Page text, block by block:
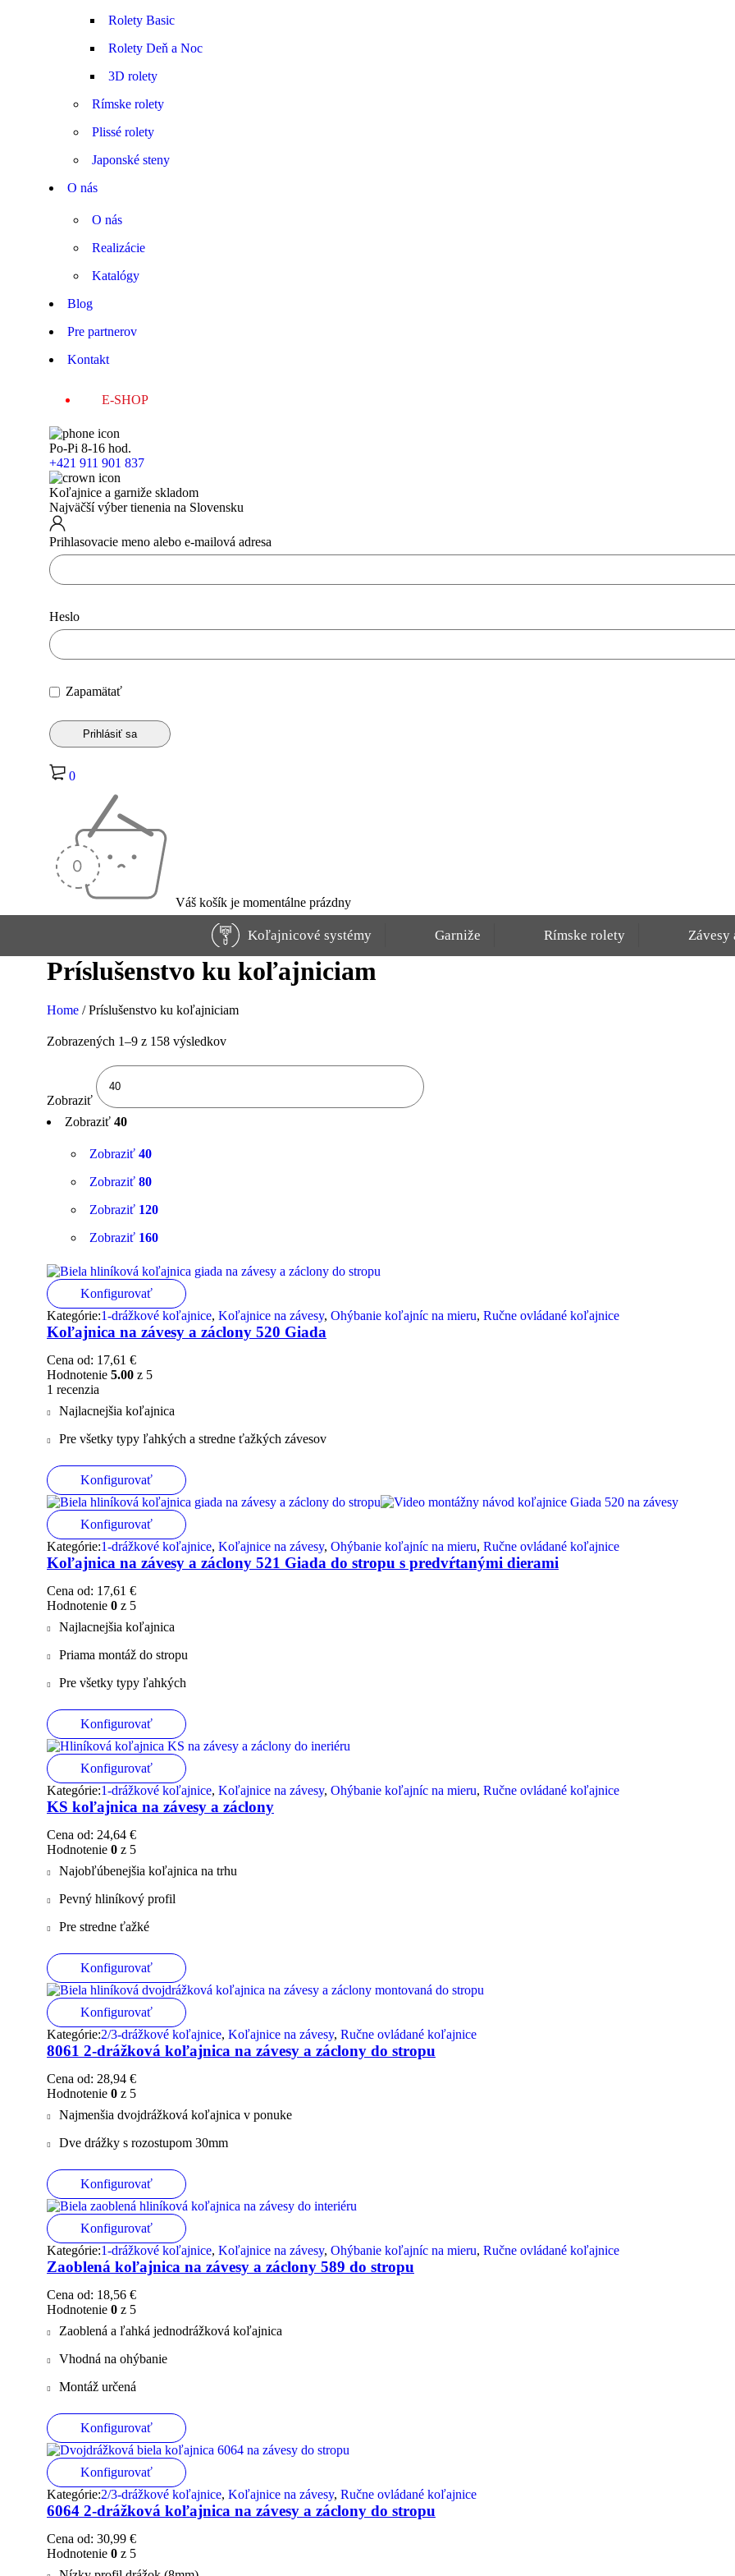
Rolety Basic
Rolety Deň a Noc
3D rolety
Rímske rolety
Plissé rolety
Japonské steny
O nás
O nás
Realizácie
Katalógy
Blog
Pre partnerov
Kontakt
E-SHOP
Po-Pi 8-16 hod.
+421 911 901 837
Koľajnice a garniže skladom
Najväčší výber tienenia na Slovensku
Prihlasovacie meno alebo e-mailová adresa
Heslo
Zapamätať
0
Váš košík je momentálne prázdny
Koľajnicové systémy Garniže Rímske rolety Závesy
Príslušenstvo ku koľajniciam
Home / Príslušenstvo ku koľajniciam
Zobrazených 1–9 z 158 výsledkov
Zobraziť
Zobraziť 40
Zobraziť 40
Zobraziť 80
Zobraziť 120
Zobraziť 160
Konfigurovať
Kategórie:1-drážkové koľajnice, Koľajnice na závesy, Ohýbanie koľajníc na mieru, Ručne ovládané koľajnice
Koľajnica na závesy a záclony 520 Giada
Cena od: 17,61 €
Hodnotenie 5.00 z 5
1 recenzia
Najlacnejšia koľajnica
Pre všetky typy ľahkých a stredne ťažkých závesov
Konfigurovať
Konfigurovať
Kategórie:1-drážkové koľajnice, Koľajnice na závesy, Ohýbanie koľajníc na mieru, Ručne ovládané koľajnice
Koľajnica na závesy a záclony 521 Giada do stropu s predvŕtanými dierami
Cena od: 17,61 €
Hodnotenie 0 z 5
Najlacnejšia koľajnica
Priama montáž do stropu
Pre všetky typy ľahkých
Konfigurovať
Konfigurovať
Kategórie:1-drážkové koľajnice, Koľajnice na závesy, Ohýbanie koľajníc na mieru, Ručne ovládané koľajnice
KS koľajnica na závesy a záclony
Cena od: 24,64 €
Hodnotenie 0 z 5
Najobľúbenejšia koľajnica na trhu
Pevný hliníkový profil
Pre stredne ťažké
Konfigurovať
Konfigurovať
Kategórie:2/3-drážkové koľajnice, Koľajnice na závesy, Ručne ovládané koľajnice
8061 2-drážková koľajnica na závesy a záclony do stropu
Cena od: 28,94 €
Hodnotenie 0 z 5
Najmenšia dvojdrážková koľajnica v ponuke
Dve drážky s rozostupom 30mm
Konfigurovať
Konfigurovať
Kategórie:1-drážkové koľajnice, Koľajnice na závesy, Ohýbanie koľajníc na mieru, Ručne ovládané koľajnice
Zaoblená koľajnica na závesy a záclony 589 do stropu
Cena od: 18,56 €
Hodnotenie 0 z 5
Zaoblená a ľahká jednodrážková koľajnica
Vhodná na ohýbanie
Montáž určená
Konfigurovať
Konfigurovať
Kategórie:2/3-drážkové koľajnice, Koľajnice na závesy, Ručne ovládané koľajnice
6064 2-drážková koľajnica na závesy a záclony do stropu
Cena od: 30,99 €
Hodnotenie 0 z 5